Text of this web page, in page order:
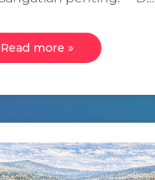
Read more »